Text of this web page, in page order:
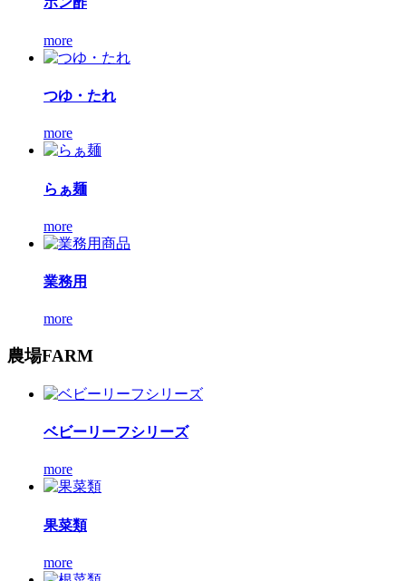
more
つゆ・たれ
more
らぁ麺
more
業務用
more
農場FARM
ベビーリーフシリーズ
more
果菜類
more